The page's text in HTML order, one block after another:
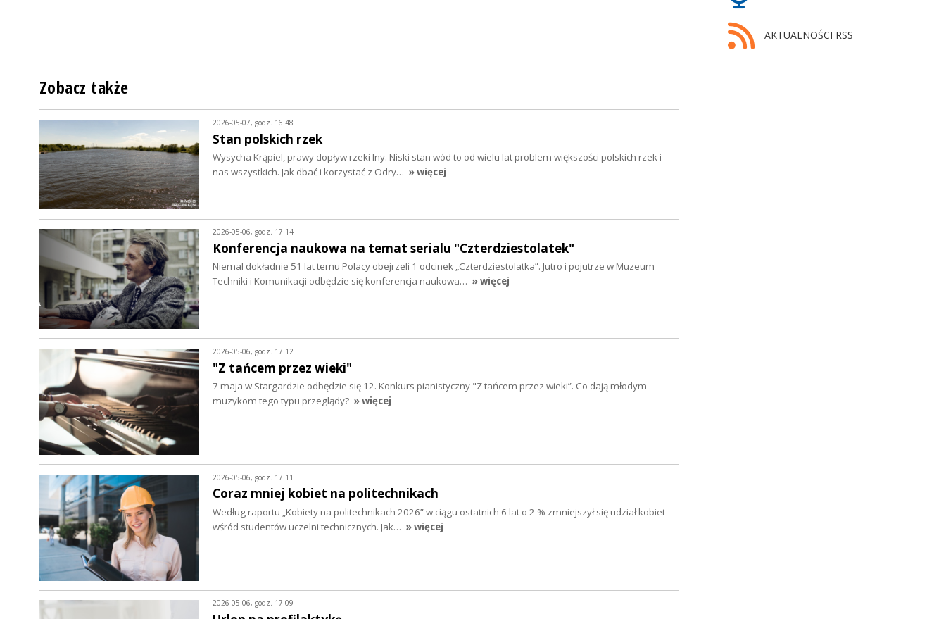
AKTUALNOŚCI RSS
Zobacz także
2026-05-07, godz. 16:48
Stan polskich rzek
Wysycha Krąpiel, prawy dopływ rzeki Iny. Niski stan wód to od wielu lat problem większości polskich rzek i
nas wszystkich. Jak dbać i korzystać z Odry… » więcej
2026-05-06, godz. 17:14
Konferencja naukowa na temat serialu "Czterdziestolatek"
Niemal dokładnie 51 lat temu Polacy obejrzeli 1 odcinek „Czterdziestolatka”. Jutro i pojutrze w Muzeum
Techniki i Komunikacji odbędzie się konferencja naukowa… » więcej
2026-05-06, godz. 17:12
"Z tańcem przez wieki"
7 maja w Stargardzie odbędzie się 12. Konkurs pianistyczny "Z tańcem przez wieki”. Co dają młodym
muzykom tego typu przeglądy? » więcej
2026-05-06, godz. 17:11
Coraz mniej kobiet na politechnikach
Według raportu „Kobiety na politechnikach 2026” w ciągu ostatnich 6 lat o 2 % zmniejszył się udział kobiet
wśród studentów uczelni technicznych. Jak… » więcej
2026-05-06, godz. 17:09